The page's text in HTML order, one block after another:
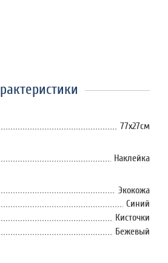
77х27см
Наклейка
Экокожа
Синий
Кисточки
Бежевый